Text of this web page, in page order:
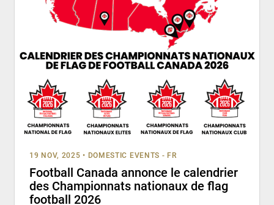
19 NOV, 2025 • DOMESTIC EVENTS - FR
Football Canada annonce le calendrier
des Championnats nationaux de flag
football 2026